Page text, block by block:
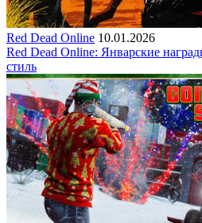
Red Dead Online 10.01.2026
Red Dead Online: Январские
стиль